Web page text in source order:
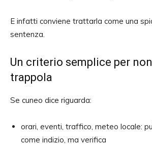
E infatti conviene trattarla come una
sentenza.
Un criterio semplice per
trappola
Se cuneo dice riguarda:
orari, eventi, traffico, meteo locale:
come indizio, ma verifica